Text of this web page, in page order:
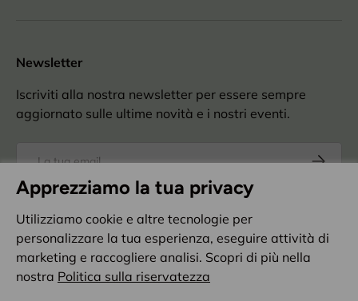
Apprezziamo la tua privacy
Utilizziamo cookie e altre tecnologie per
personalizzare la tua esperienza, eseguire attività di
marketing e raccogliere analisi. Scopri di più nella
nostra Politica sulla riservatezza
Newsletter
Iscriviti alla nostra newsletter per essere sempre
aggiornato sulle ultime novità e i nostri eventi.
Iscriviti
Accettazioneprivacy policy
Metodi di pagamento accettati